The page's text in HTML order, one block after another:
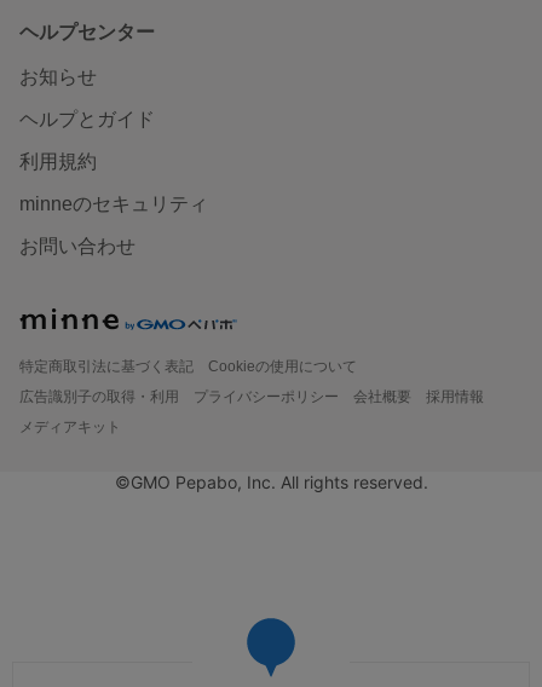
ヘルプセンター
お知らせ
ヘルプとガイド
利用規約
minneのセキュリティ
お問い合わせ
特定商取引法に基づく表記
Cookieの使用について
広告識別子の取得・利用
プライバシーポリシー 会社概要
採用情報
メディアキット
©GMO Pepabo, Inc. All rights reserved.